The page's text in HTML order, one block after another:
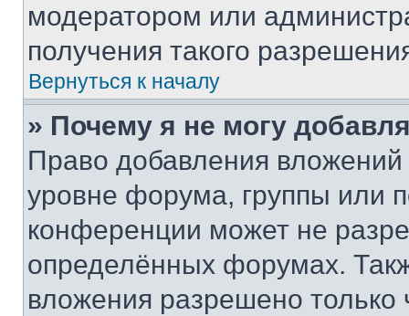
модератором или
получения такого
Вернуться к началу
» Почему я не могу
Право добавления
уровне форума, группы или
конференции может не
определённых форумах.
вложения разрешено